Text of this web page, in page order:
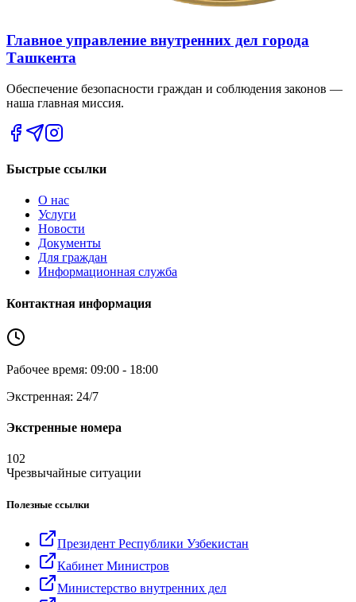
Главное управление внутренних дел города
Ташкента
Обеспечение безопасности граждан и соблюдения законов —
наша главная миссия.
Быстрые ссылки
О нас
Услуги
Новости
Документы
Для граждан
Информационная служба
Контактная информация
Рабочее время: 09:00 - 18:00
Экстренная: 24/7
Экстренные номера
102
Чрезвычайные ситуации
Полезные ссылки
Президент Республики Узбекистан
Кабинет Министров
Министерство внутренних дел